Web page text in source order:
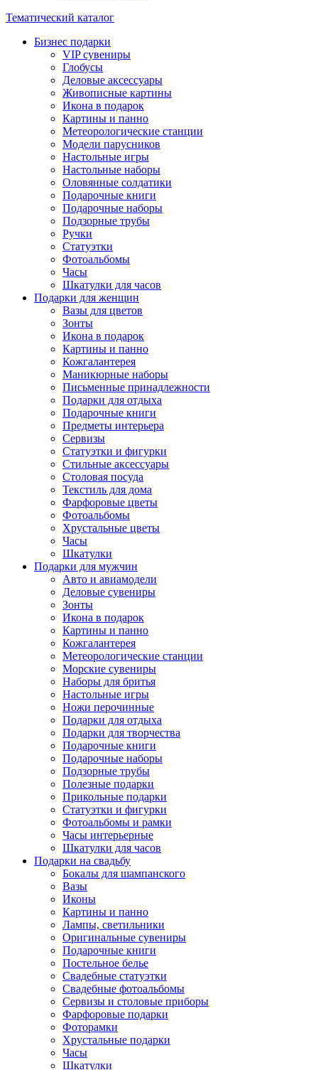
Тематический каталог
Бизнес подарки
VIP сувениры
Глобусы
Деловые аксессуары
Живописные картины
Икона в подарок
Картины и панно
Метеорологические станции
Модели парусников
Настольные игры
Настольные наборы
Оловянные солдатики
Подарочные книги
Подарочные наборы
Подзорные трубы
Ручки
Статуэтки
Фотоальбомы
Часы
Шкатулки для часов
Подарки для женщин
Вазы для цветов
Зонты
Икона в подарок
Картины и панно
Кожгалантерея
Маникюрные наборы
Письменные принадлежности
Подарки для отдыха
Подарочные книги
Предметы интерьера
Сервизы
Статуэтки и фигурки
Стильные аксессуары
Столовая посуда
Текстиль для дома
Фарфоровые цветы
Фотоальбомы
Хрустальные цветы
Часы
Шкатулки
Подарки для мужчин
Авто и авиамодели
Деловые сувениры
Зонты
Икона в подарок
Картины и панно
Кожгалантерея
Метеорологические станции
Морские сувениры
Наборы для бритья
Настольные игры
Ножи перочинные
Подарки для отдыха
Подарки для творчества
Подарочные книги
Подарочные наборы
Подзорные трубы
Полезные подарки
Прикольные подарки
Статуэтки и фигурки
Фотоальбомы и рамки
Часы интерьерные
Шкатулки для часов
Подарки на свадьбу
Бокалы для шампанского
Вазы
Иконы
Картины и панно
Лампы, светильники
Оригинальные сувениры
Подарочные книги
Постельное белье
Свадебные статуэтки
Свадебные фотоальбомы
Сервизы и столовые приборы
Фарфоровые подарки
Фоторамки
Хрустальные подарки
Часы
Шкатулки